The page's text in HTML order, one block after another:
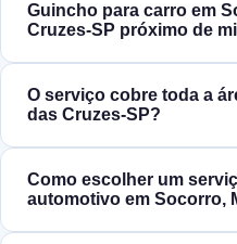
Guincho para carro em
Cruzes‑SP próximo de
O serviço cobre toda a
das Cruzes‑SP?
Como escolher um
automotivo em Socorro,